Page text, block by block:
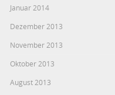
Januar 2014
Dezember 2013
November 2013
Oktober 2013
August 2013